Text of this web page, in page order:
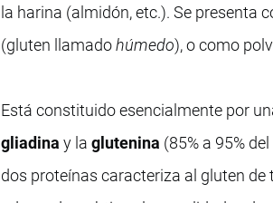
la harina (almidón, etc.). Se presenta
(gluten llamadohúmedo), o como
Está constituido esencialmente por
gliadina y laglutenina (85% a 95%
dos proteínas caracteriza al gluten